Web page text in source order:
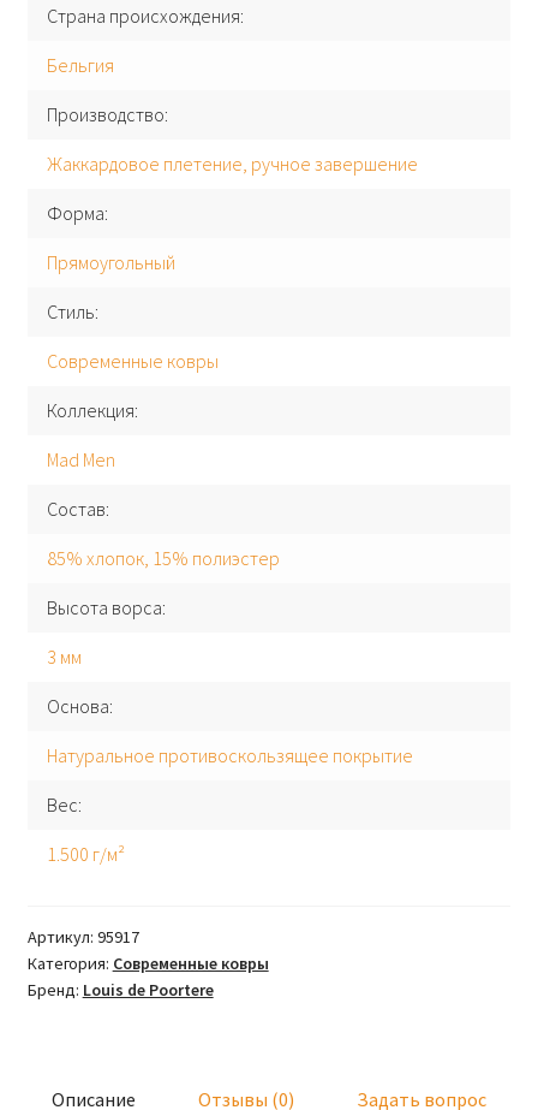
Dark
Страна происхождения
Бельгия
Производство
Жаккардовое плетение, ручное завершение
Форма
Прямоугольный
Стиль
Современные ковры
Коллекция
Mad Men
Состав
85% хлопок, 15% полиэстер
Высота ворса
3 мм
Основа
Натуральное противоскользящее покрытие
Вес
1.500 г/м²
Артикул: 95917
Категория: Современные ковры
Бренд: Louis de Poortere
Описание Отзывы (0) Задать вопрос